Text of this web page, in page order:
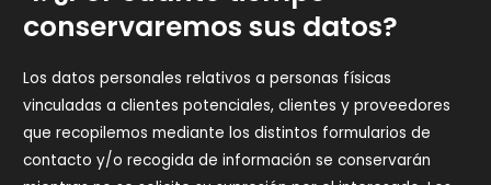
conservaremos sus datos?
Los datos personales relativos a personas físicas
vinculadas a clientes potenciales, clientes y proveedores
que recopilemos mediante los distintos formularios de
contacto y/o recogida de información se conservarán